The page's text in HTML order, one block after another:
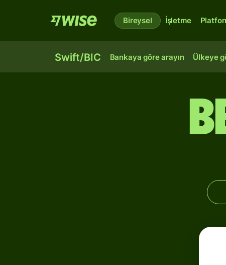
Bireysel İşletme
Swift/BIC Bankaya göre arayın Ülkeye